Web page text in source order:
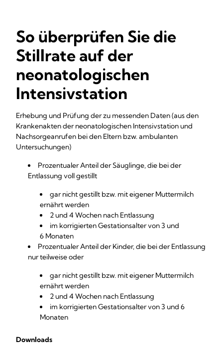
So überprüfen Sie die
Stillrate auf der
neonatologischen
Intensivstation
Erhebung und Prüfung der zu messenden Daten (aus den
Krankenakten der neonatologischen Intensivstation und
Nachsorgeanrufen bei den Eltern bzw. ambulanten
Untersuchungen)
Prozentualer Anteil der Säuglinge, die bei der
Entlassung voll gestillt
gar nicht gestillt bzw. mit eigener Muttermilch
ernährt werden
2 und 4 Wochen nach Entlassung
im korrigierten Gestationsalter von 3 und
6 Monaten
Prozentualer Anteil der Kinder, die bei der Entlassung
nur teilweise oder
gar nicht gestillt bzw. mit eigener Muttermilch
ernährt werden
2 und 4 Wochen nach Entlassung
im korrigierten Gestationsalter von 3 und 6
Monaten
Downloads